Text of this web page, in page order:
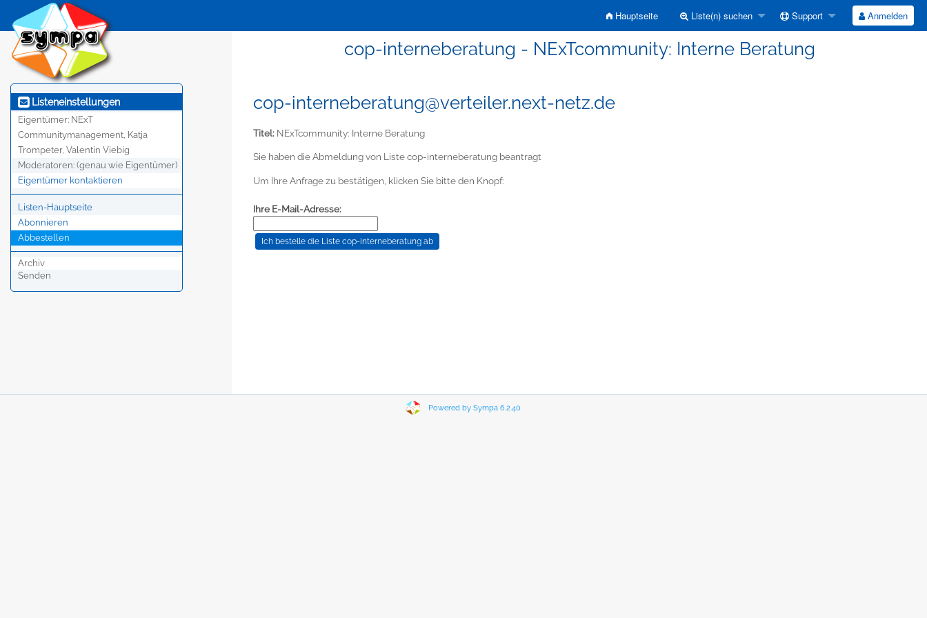
Hauptseite Liste(n) suchen Support Anmelden
cop-interneberatung - NExTcommunity: Interne Beratung
Listeneinstellungen
Eigentümer: NExT
Communitymanagement, Katja
Trompeter, Valentin Viebig
Moderatoren: (genau wie Eigentümer)
Eigentümer kontaktieren
Listen-Hauptseite
Abonnieren
Abbestellen
Archiv
Senden
cop-interneberatung@verteiler.next-netz.de
Titel: NExTcommunity: Interne Beratung
Sie haben die Abmeldung von Liste cop-interneberatung beantragt
Um Ihre Anfrage zu bestätigen, klicken Sie bitte den Knopf:
Ihre E-Mail-Adresse:
Powered by Sympa 6.2.40